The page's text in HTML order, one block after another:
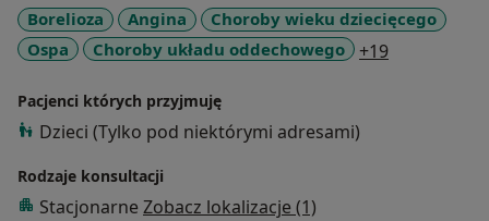
Borelioza Angina
Choroby wieku dziecięcego
Ospa
Choroby układu oddechowego +19
Pacjenci których przyjmuję
Dzieci (Tylko pod niektórymi adresami)
Rodzaje konsultacji
Stacjonarne Zobacz lokalizacje (1)